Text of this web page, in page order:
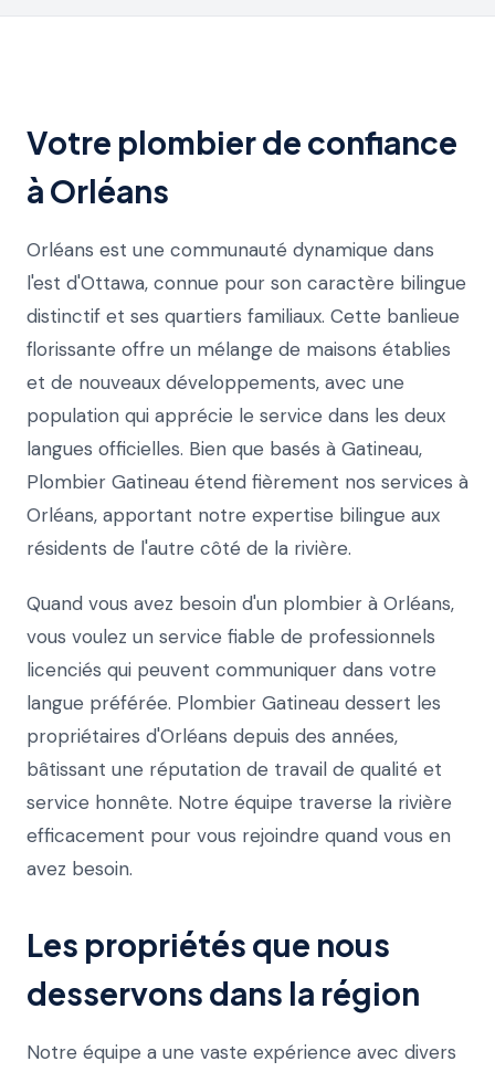
Votre plombier de confiance
à Orléans
Orléans est une communauté dynamique dans
l'est d'Ottawa, connue pour son caractère bilingue
distinctif et ses quartiers familiaux. Cette banlieue
florissante offre un mélange de maisons établies
et de nouveaux développements, avec une
population qui apprécie le service dans les deux
langues officielles. Bien que basés à Gatineau,
Plombier Gatineau étend fièrement nos services à
Orléans, apportant notre expertise bilingue aux
résidents de l'autre côté de la rivière.
Quand vous avez besoin d'un plombier à Orléans,
vous voulez un service fiable de professionnels
licenciés qui peuvent communiquer dans votre
langue préférée. Plombier Gatineau dessert les
propriétaires d'Orléans depuis des années,
bâtissant une réputation de travail de qualité et
service honnête. Notre équipe traverse la rivière
efficacement pour vous rejoindre quand vous en
avez besoin.
Les propriétés que nous
desservons dans la région
Notre équipe a une vaste expérience avec divers